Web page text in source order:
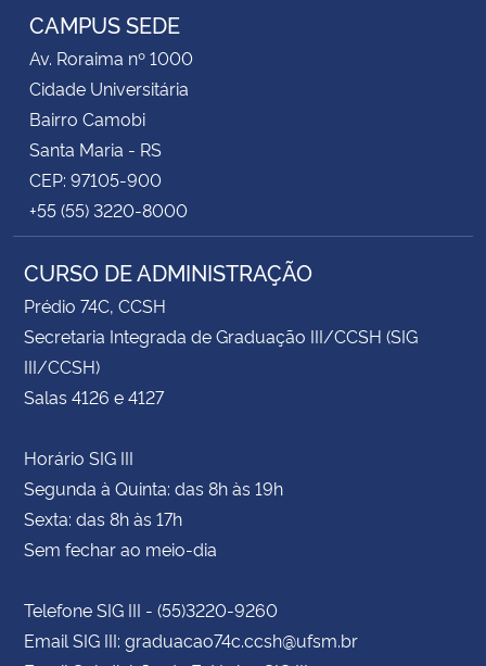
CAMPUS SEDE
Av. Roraima nº 1000
Cidade Universitária
Bairro Camobi
Santa Maria - RS
CEP: 97105-900
+55 (55) 3220-8000
CURSO DE ADMINISTRAÇÃO
Prédio 74C, CCSH
Secretaria Integrada de Graduação III/CCSH (SIG
III/CCSH)
Salas 4126 e 4127
Horário SIG III
Segunda à Quinta: das 8h às 19h
Sexta: das 8h às 17h
Sem fechar ao meio-dia
Telefone SIG III - (55)3220-9260
Email SIG III: graduacao74c.ccsh@ufsm.br